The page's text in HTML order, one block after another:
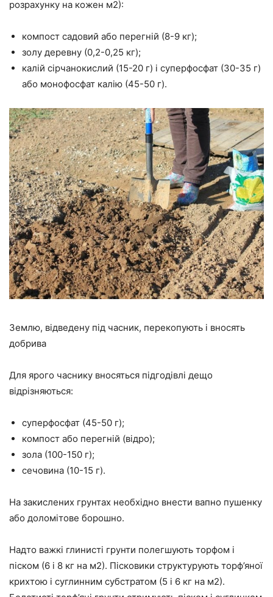
розрахунку на кожен м2):
компост садовий або перегній (8-9 кг);
золу деревну (0,2-0,25 кг);
калій сірчанокислий (15-20 г) і суперфосфат (30-35 г)
або монофосфат калію (45-50 г).
Землю, відведену під часник, перекопують і вносять
добрива
Для ярого часнику вносяться підгодівлі дещо
відрізняються:
суперфосфат (45-50 г);
компост або перегній (відро);
зола (100-150 г);
сечовина (10-15 г).
На закислених грунтах необхідно внести вапно пушенку
або доломітове борошно.
Надто важкі глинисті грунти полегшують торфом і
піском (6 і 8 кг на м2). Пісковики структурують торф’яної
крихтою і суглинним субстратом (5 і 6 кг на м2).